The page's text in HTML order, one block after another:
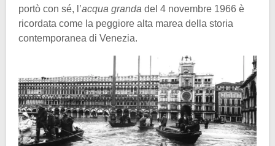
portò con sé, l’acqua granda del 4 novembre 1966 è
ricordata come la peggiore alta marea della storia
contemporanea di Venezia.